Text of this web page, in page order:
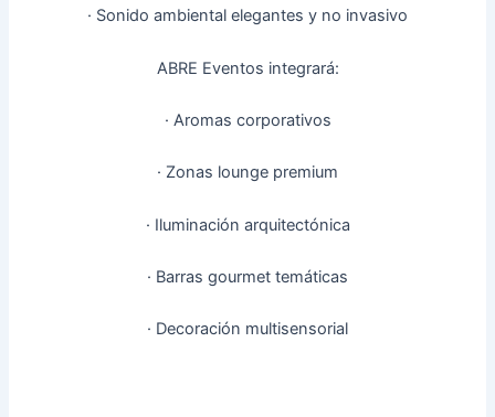
· Sonido ambiental elegantes y no invasivo
ABRE Eventos integrará:
· Aromas corporativos
· Zonas lounge premium
· Iluminación arquitectónica
· Barras gourmet temáticas
· Decoración multisensorial